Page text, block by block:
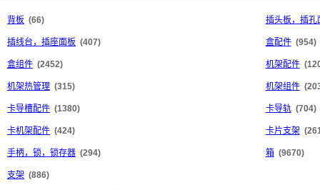
背板 (66) 插头板，插孔
插线台，插座面板 (407) 盒配件 (954)
盒组件 (2452) 机架配件
机架热管理 (315) 机架组件
卡导槽配件 (1380) 卡导轨 (704)
卡机架配件 (424) 卡片支架
手柄，锁，锁存器 (294) 箱 (9670)
支架 (886)